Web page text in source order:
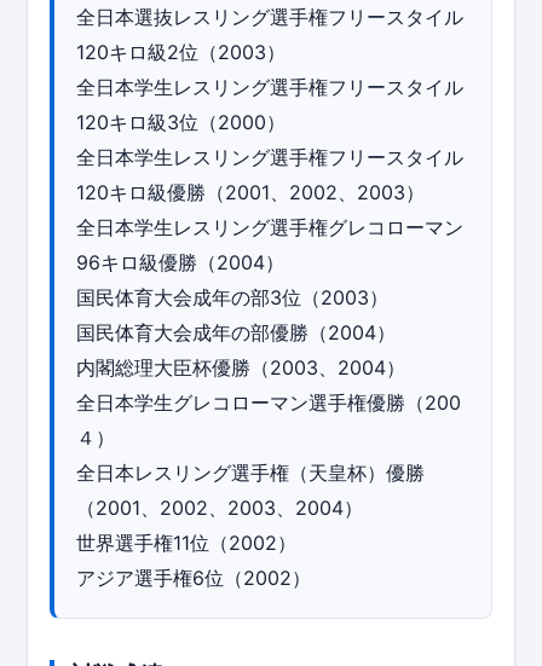
全日本選抜レスリング選手権フリースタイル
120キロ級2位（2003）
全日本学生レスリング選手権フリースタイル
120キロ級3位（2000）
全日本学生レスリング選手権フリースタイル
120キロ級優勝（2001、2002、2003）
全日本学生レスリング選手権グレコローマン
96キロ級優勝（2004）
国民体育大会成年の部3位（2003）
国民体育大会成年の部優勝（2004）
内閣総理大臣杯優勝（2003、2004）
全日本学生グレコローマン選手権優勝（200
４）
全日本レスリング選手権（天皇杯）優勝
（2001、2002、2003、2004）
世界選手権11位（2002）
アジア選手権6位（2002）